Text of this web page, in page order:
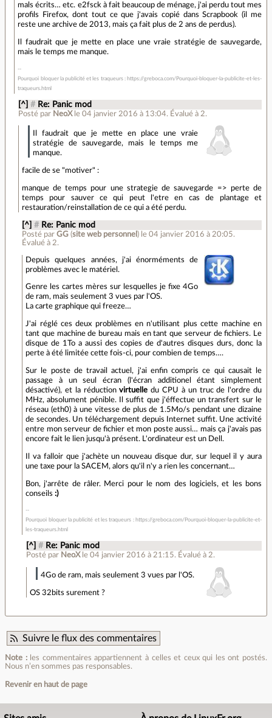
mals écrits… etc. e2fsck à fait beaucoup de ménage, j'ai perdu tout mes
profils Firefox, dont tout ce que j'avais copié dans Scrapbook (il me
reste une archive de 2013, mais ça fait plus de 2 ans de perdus).
Il faudrait que je mette en place une vraie stratégie de sauvegarde,
mais le temps me manque.
Pourquoi bloquer la publicité et les traqueurs : https://greboca.com/Pourquoi-bloquer-la-publicite-et-les-
traqueurs.html
[^] # Re: Panic mod
Posté par NeoX le 04 janvier 2016 à 13:04. Évalué à 2.
Il faudrait que je mette en place une vraie
stratégie de sauvegarde, mais le temps me
manque.
facile de se "motiver" :
manque de temps pour une strategie de sauvegarde => perte de
temps pour sauver ce qui peut l'etre en cas de plantage et
restauration/reinstallation de ce qui a été perdu.
[^] # Re: Panic mod
Posté parGG (site web personnel ) le 04 janvier 2016 à 20:05.
Évalué à 2.
Depuis quelques années, j'ai énorméments de
problèmes avec le matériel.
Genre les cartes mères sur lesquelles je fixe 4Go
de ram, mais seulement 3 vues par l'OS.
La carte graphique qui freeze…
J'ai réglé ces deux problèmes en n'utilisant plus cette machine en
tant que machine de bureau mais en tant que serveur de fichiers. Le
disque de 1To a aussi des copies de d'autres disques durs, donc la
perte à été limitée cette fois-ci, pour combien de temps….
Sur le poste de travail actuel, j'ai enfin compris ce qui causait le
passage à un seul écran (l'écran additionel étant simplement
désactivé), et la réductionvirtuelle du CPU à un truc de l'ordre du
MHz, absolument pénible. Il suffit que j'éffectue un transfert sur le
réseau (eth0) à une vitesse de plus de 1.5Mo/s pendant une dizaine
de secondes. Un téléchargement depuis Internet suffit. Une activité
entre mon serveur de fichier et mon poste aussi… mais ça j'avais pas
encore fait le lien jusqu'à présent. L'ordinateur est un Dell.
Il va falloir que j'achète un nouveau disque dur, sur lequel il y aura
une taxe pour la SACEM, alors qu'il n'y a rien les concernant…
Bon, j'arrête de râler. Merci pour le nom des logiciels, et les bons
conseils:)
Pourquoi bloquer la publicité et les traqueurs : https://greboca.com/Pourquoi-bloquer-la-publicite-et-
les-traqueurs.html
[^] # Re: Panic mod
Posté par NeoX le 04 janvier 2016 à 21:15. Évalué à 2.
4Go de ram, mais seulement 3 vues par l'OS.
OS 32bits surement ?
Suivre le flux des commentaires
Note :les commentaires appartiennent à celles et ceux qui les ont postés.
Nous n’en sommes pas responsables.
Revenir en haut de page